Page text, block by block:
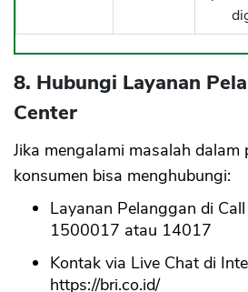
8. Hubungi Layanan
Center
Jika mengalami masalah dalam
konsumen bisa menghubungi:
Layanan Pelanggan di
1500017 atau 14017
Kontak via Live Chat di
https://bri.co.id/